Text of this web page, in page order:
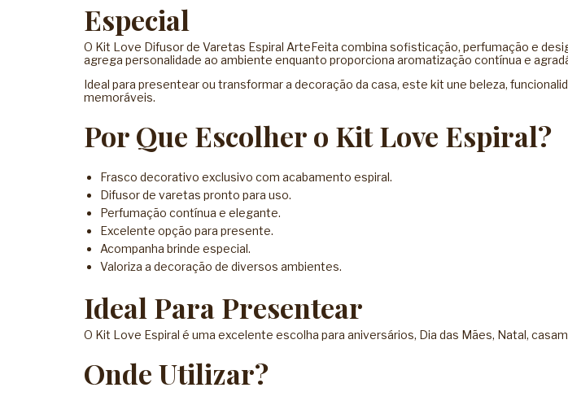
Especial
O Kit Love Difusor de Varetas Espiral ArteFeita combina sofisticação, perfumação e
agrega personalidade ao ambiente enquanto proporciona aromatização contínua e
Ideal para presentear ou transformar a decoração da casa, este kit une beleza,
memoráveis.
Por Que Escolher o Kit Love Espiral?
Frasco decorativo exclusivo com acabamento espiral.
Difusor de varetas pronto para uso.
Perfumação contínua e elegante.
Excelente opção para presente.
Acompanha brinde especial.
Valoriza a decoração de diversos ambientes.
Ideal Para Presentear
O Kit Love Espiral é uma excelente escolha para aniversários, Dia das Mães, Natal,
Onde Utilizar?